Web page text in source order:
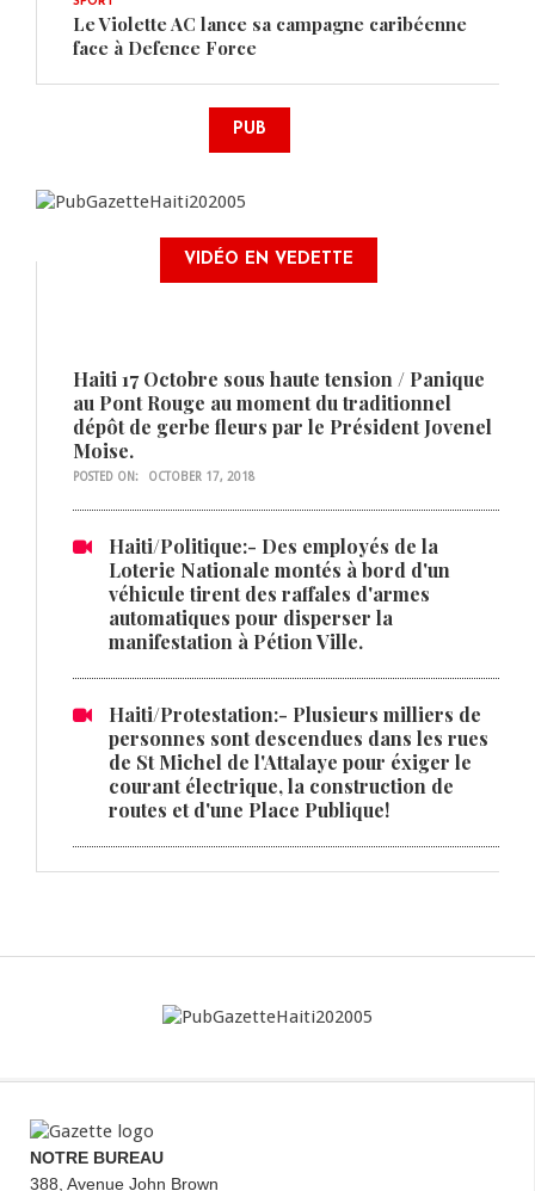
Le Violette AC lance sa campagne caribéenne
face à Defence Force
PUB
VIDÉO EN VEDETTE
Haiti 17 Octobre sous haute tension / Panique
au Pont Rouge au moment du traditionnel
dépôt de gerbe fleurs par le Président Jovenel
Moise.
POSTED ON: OCTOBER 17, 2018
Haiti/Politique:- Des employés de la
Loterie Nationale montés à bord d'un
véhicule tirent des raffales d'armes
automatiques pour disperser la
manifestation à Pétion Ville.
Haiti/Protestation:- Plusieurs milliers de
personnes sont descendues dans les rues
de St Michel de l'Attalaye pour éxiger le
courant électrique, la construction de
routes et d'une Place Publique!
NOTRE BUREAU
388, Avenue John Brown